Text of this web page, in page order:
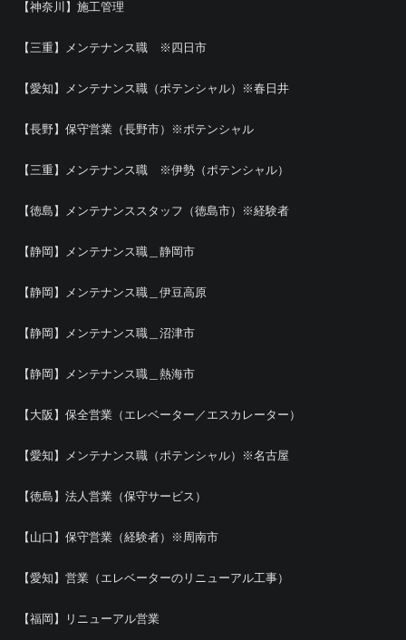
【神奈川】施工管理
【三重】メンテナンス職 ※四日市
【愛知】メンテナンス職（ポテンシャル）※春日井
【長野】保守営業（長野市）※ポテンシャル
【三重】メンテナンス職 ※伊勢（ポテンシャル）
【徳島】メンテナンススタッフ（徳島市）※経験者
【静岡】メンテナンス職＿静岡市
【静岡】メンテナンス職＿伊豆高原
【静岡】メンテナンス職＿沼津市
【静岡】メンテナンス職＿熱海市
【大阪】保全営業（エレベーター／エスカレーター）
【愛知】メンテナンス職（ポテンシャル）※名古屋
【徳島】法人営業（保守サービス）
【山口】保守営業（経験者）※周南市
【愛知】営業（エレベーターのリニューアル工事）
【福岡】リニューアル営業